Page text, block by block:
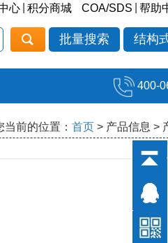
心 积分商城 COA/SDS 帮助
批量搜索 结构
400-
当前的位置： 首页 > 产品信息 >